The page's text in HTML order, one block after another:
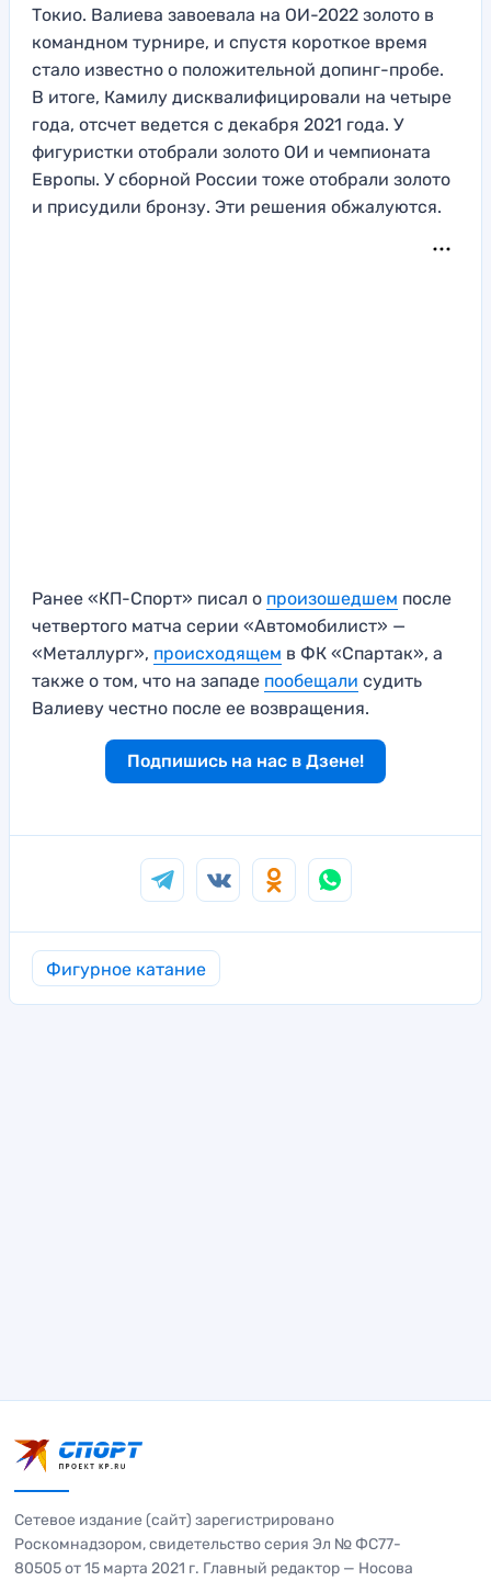
Токио. Валиева завоевала на ОИ-2022 золото в
командном турнире, и спустя короткое время
стало известно о положительной допинг-пробе.
В итоге, Камилу дисквалифицировали на четыре
года, отсчет ведется с декабря 2021 года. У
фигуристки отобрали золото ОИ и чемпионата
Европы. У сборной России тоже отобрали золото
и присудили бронзу. Эти решения обжалуются.
Ранее «КП-Спорт» писал о произошедшем после
четвертого матча серии «Автомобилист» —
«Металлург», происходящем в ФК «Спартак», а
также о том, что на западе пообещали судить
Валиеву честно после ее возвращения.
Подпишись на нас в Дзене!
Фигурное катание
Сетевое издание (сайт) зарегистрировано
Роскомнадзором, свидетельство серия Эл № ФС77-
80505 от 15 марта 2021 г. Главный редактор — Носова